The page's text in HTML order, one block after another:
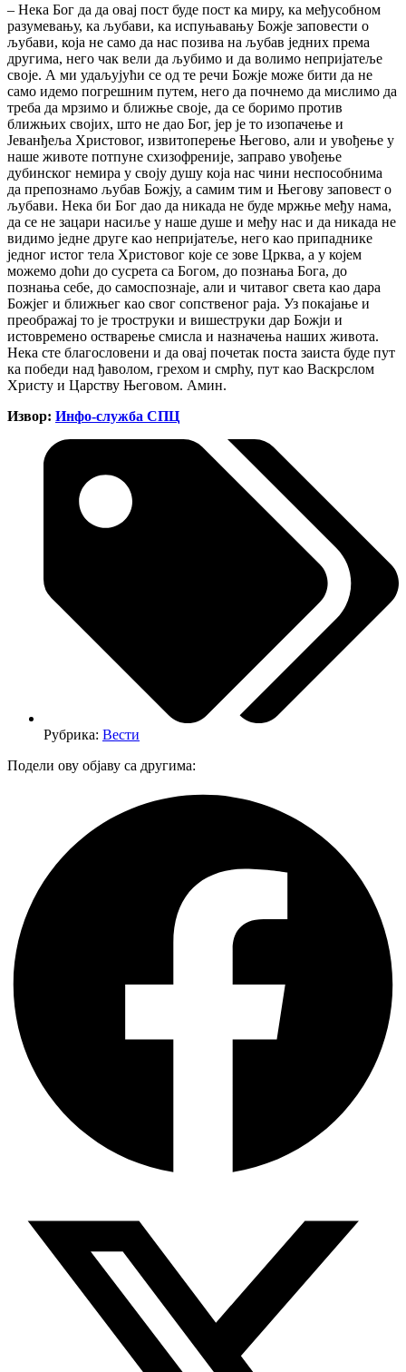
– Нека Бог да да овај пост буде пост ка миру, ка међусобном
разумевању, ка љубави, ка испуњавању Божје заповести о
љубави, која не само да нас позива на љубав једних према
другима, него чак вели да љубимо и да волимо непријатеље
своје. А ми удаљујући се од те речи Божје може бити да не
само идемо погрешним путем, него да почнемо да мислимо да
треба да мрзимо и ближње своје, да се боримо против
ближњих својих, што не дао Бог, јер је то изопачење и
Јеванђеља Христовог, извитоперење Његово, али и увођење у
наше животе потпуне схизофреније, заправо увођење
дубинског немира у своју душу која нас чини неспособнима
да препознамо љубав Божју, а самим тим и Његову заповест о
љубави. Нека би Бог дао да никада не буде мржње међу нама,
да се не зацари насиље у наше душе и међу нас и да никада не
видимо једне друге као непријатеље, него као припаднике
једног истог тела Христовог које се зове Црква, а у којем
можемо доћи до сусрета са Богом, до познања Бога, до
познања себе, до самоспознаје, али и читавог света као дара
Божјег и ближњег као свог сопственог раја. Уз покајање и
преображај то је троструки и вишеструки дар Божји и
истовремено остварење смисла и назначења наших живота.
Нека сте благословени и да овај почетак поста заиста буде пут
ка победи над ђаволом, грехом и смрћу, пут као Васкрслом
Христу и Царству Његовом. Амин.
Извор: Инфо-служба СПЦ
Рубрика: Вести
Подели ову објаву са другима: